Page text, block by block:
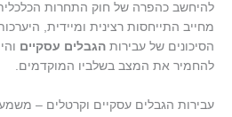
להיחשב כהפרה של חוק התחרות
מחייב התייחסות רצינית ומיידית,
הסיכונים של עבירות הגבלים עסקיים
להחמיר את המצב בשלביו המוקדמים.
עבירות הגבלים עסקיים וקרטלים –